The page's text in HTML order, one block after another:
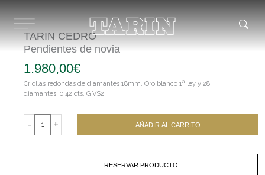
contenido
TARIN CEDRO
Pendientes de novia
1.980,00€
Criollas redondas de diamantes 18mm. Oro blanco 1ª ley y 28
diamantes. 0.42 cts. G VS2.
-
CEDRO
+ AÑADIR AL CARRITO
RESERVAR PRODUCTO